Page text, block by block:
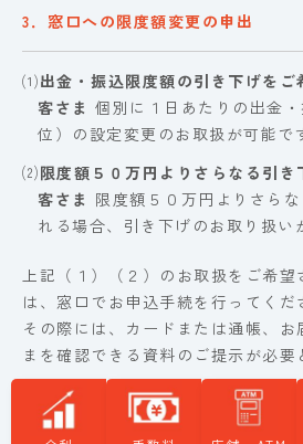
3．窓口への限度額変更の申出
⑴出金・振込限度額の引き下げを
客さま 個別に１日あたりの出金
位）の設定変更のお取扱が可能で
⑵限度額５０万円よりさらなる引
客さま 限度額５０万円よりさら
れる場合、引き下げのお取り扱い
上記（１）（２）のお取扱をご希
は、窓口でお申込手続を行ってくだ
その際には、カードまたは通帳、お
まを確認できる資料のご提示が必要